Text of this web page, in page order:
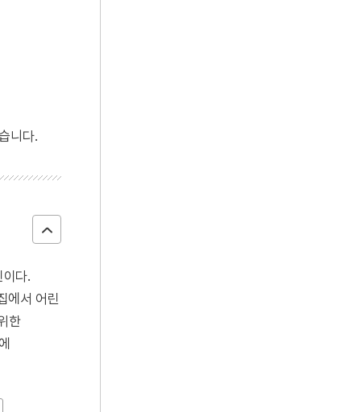
니다.
다.
에서 어린
한